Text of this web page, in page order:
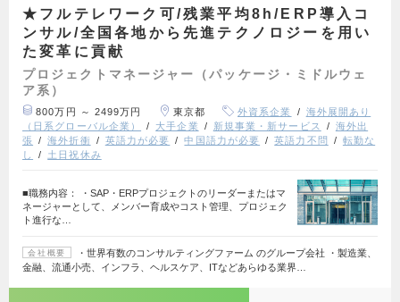
★フルテレワーク可/残業平均8h/ERP導入コ
ンサル/全国各地から先進テクノロジーを用い
た変革に貢献
プロジェクトマネージャー（パッケージ・ミドルウェ
ア系）
800万円 ～ 2499万円 東京都 外資系企業
海外展開あり
（日系グローバル企業）
大手企業 新規事業・新サービス
海外出
張
海外折衝 英語力が必要 中国語力が必要 英語力不問
転勤な
し
土日祝休み
■職務内容： ・SAP・ERPプロジェクトのリーダーまたはマ
ネージャーとして、メンバー育成やコスト管理、プロジェク
ト進行な…
会社概要
・世界有数のコンサルティングファーム のグループ会社 ・製造業、
金融、流通小売、インフラ、ヘルスケア、ITなどあらゆる業界…